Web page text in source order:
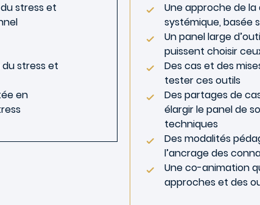
stress et
stress et
en
Une approche de
systémique, basée
Un panel large
puissent choisir
Des cas et des
tester ces outils
Des partages de
élargir le panel de
techniques
Des modalités
l’ancrage des
Une co-animation
approches et des